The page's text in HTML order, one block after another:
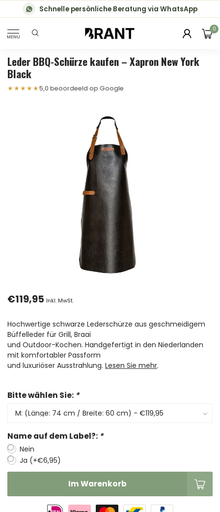
Schnelle persönliche Beratung via WhatsApp
MENU
0
Leder BBQ-Schürze kaufen – Xapron New York
Black
★★★★★5,0 beoordeeld op Google
€119,95 Inkl. MwSt.
Hochwertige schwarze Lederschürze aus geschmeidigem
Büffelleder für Grill, Braai
und Outdoor-Kochen. Handgefertigt in den Niederlanden
mit komfortabler Passform
und luxuriöser Ausstrahlung. Lesen Sie mehr.
Bitte wählen Sie: *
Name auf dem Label?: *
Nein
Ja (+€6,95)
Im Warenkorb